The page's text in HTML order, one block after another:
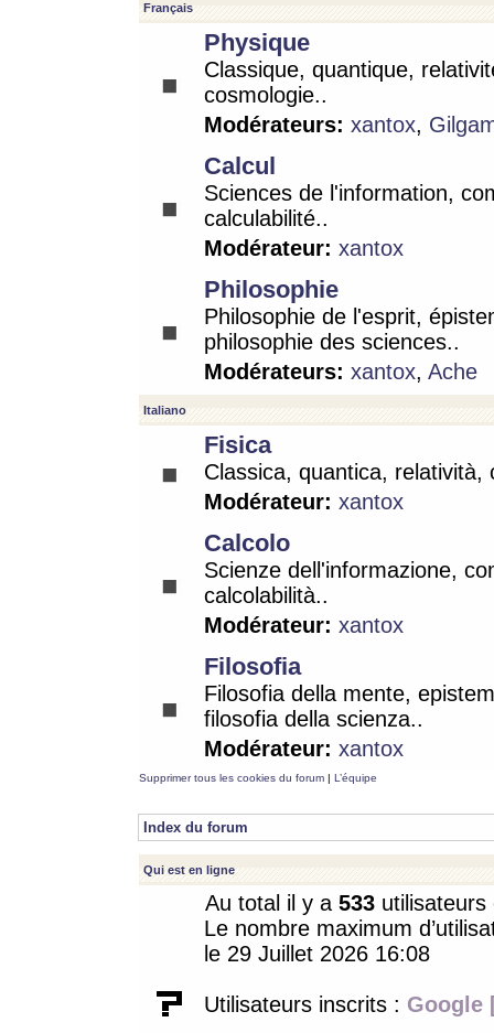
Français
Physique
Classique, quantique,
cosmologie..
Modérateurs: xantox,
Calcul
Sciences de l'information,
calculabilité..
Modérateur: xantox
Philosophie
Philosophie de l'esprit,
philosophie des sciences..
Modérateurs: xantox, Ache
Italiano
Fisica
Classica, quantica, relatività,
Modérateur: xantox
Calcolo
Scienze dell'informazione,
calcolabilità..
Modérateur: xantox
Filosofia
Filosofia della mente,
filosofia della scienza..
Modérateur: xantox
Supprimer tous les cookies du forum | L’équipe
Index du forum
Qui est en ligne
Au total il y a 533
Le nombre maximum
le 29 Juillet 2026 16:08
Utilisateurs inscrits : Google